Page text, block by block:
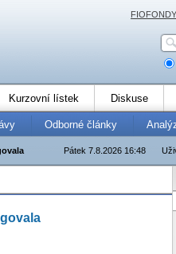
Kurzovní lístek Diskuse
Odborné články
Pátek 7.8.2026 16:48
FIOFONDY